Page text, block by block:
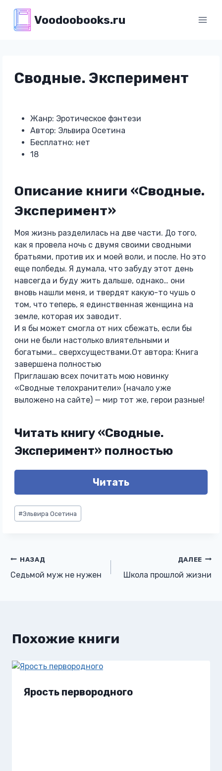
содержимому
Voodoobooks.ru
Сводные. Эксперимент
Жанр: Эротическое фэнтези
Автор: Эльвира Осетина
Бесплатно: нет
18
Описание книги «Сводные.
Эксперимент»
Моя жизнь разделилась на две части. До того,
как я провела ночь с двумя своими сводными
братьями, против их и моей воли, и после. Но это
еще полбеды. Я думала, что забуду этот день
навсегда и буду жить дальше, однако… они
вновь нашли меня, и твердят какую-то чушь о
том, что теперь, я единственная женщина на
земле, которая их заводит.
И я бы может смогла от них сбежать, если бы
они не были настолько влиятельными и
богатыми… сверхсуществами.От автора: Книга
завершена полностью
Приглашаю всех почитать мою новинку
«Сводные телохранители» (начало уже
выложено на сайте) — мир тот же, герои разные!
Читать книгу «Сводные.
Эксперимент» полностью
Читать
Метки
записи:
#Эльвира Осетина
Навигация
по
НАЗАД
Седьмой муж не нужен
ДАЛЕЕ
Школа прошлой жизни
Похожие книги
Ярость первородного